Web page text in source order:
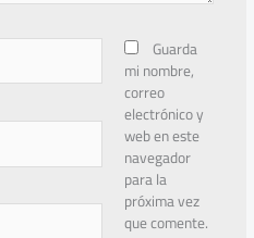
Guarda
mi nombre,
correo
electrónico y
web en este
navegador
para la
próxima vez
que comente.